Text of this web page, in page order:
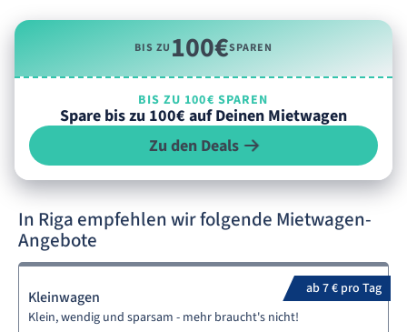
BIS ZU100€SPAREN
BIS ZU 100€ SPAREN
Spare bis zu 100€ auf Deinen Mietwagen
Zu den Deals
In Riga empfehlen wir folgende Mietwagen-
Angebote
ab 7 € pro Tag
Kleinwagen
Klein, wendig und sparsam - mehr braucht's nicht!